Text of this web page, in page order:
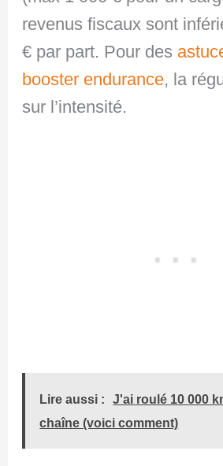
revenus fiscaux sont
€ par part. Pour des
booster endurance, la
sur l’intensité.
Lire aussi :
J'ai roulé 10 000
chaîne (voici comment)